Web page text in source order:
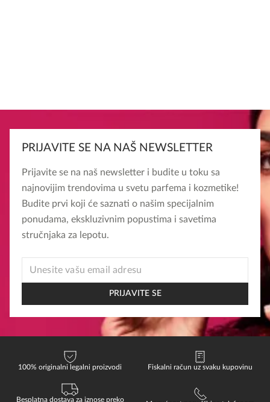
PRIJAVITE SE NA NAŠ NEWSLETTER
Prijavite se na naš newsletter i budite u toku sa
najnovijim trendovima u svetu parfema i kozmetike!
Budite prvi koji će saznati o našim specijalnim
ponudama, ekskluzivnim popustima i savetima
stručnjaka za lepotu.
EMAIL
PRIJAVITE SE
100% originalni legalni proizvodi Fiskalni račun uz svaku kupovinu
Besplatna dostava za iznose preko